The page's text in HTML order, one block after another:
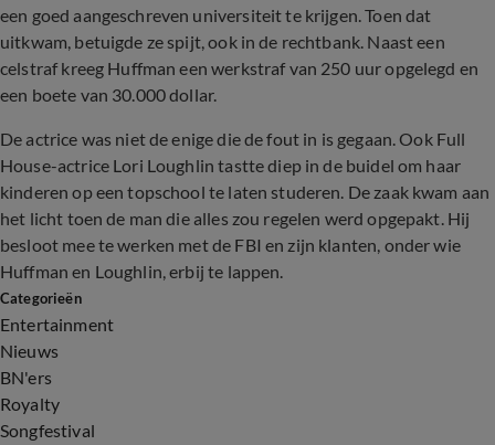
een goed aangeschreven universiteit te krijgen. Toen dat
uitkwam, betuigde ze spijt, ook in de rechtbank. Naast een
celstraf kreeg Huffman een werkstraf van 250 uur opgelegd en
een boete van 30.000 dollar.
De actrice was niet de enige die de fout in is gegaan. Ook Full
House-actrice Lori Loughlin tastte diep in de buidel om haar
kinderen op een topschool te laten studeren. De zaak kwam aan
het licht toen de man die alles zou regelen werd opgepakt. Hij
besloot mee te werken met de FBI en zijn klanten, onder wie
Huffman en Loughlin, erbij te lappen.
Categorieën
Entertainment
Nieuws
BN'ers
Royalty
Songfestival